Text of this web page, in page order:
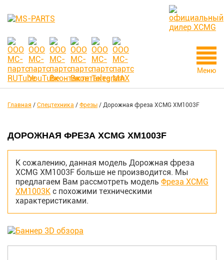
Меню
Главная / Спецтехника / Фрезы / Дорожная фреза XCMG XM1003F
ДОРОЖНАЯ ФРЕЗА XCMG XM1003F
К сожалению, данная модель Дорожная фреза
XCMG XM1003F больше не производится. Мы
предлагаем Вам рассмотреть модель Фреза XCMG
XM1003K с похожими техническими
характеристиками.